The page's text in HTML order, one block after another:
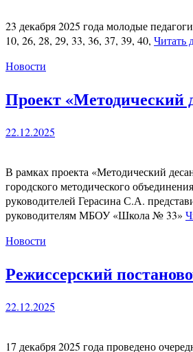
23 декабря 2025 года молодые
10, 26, 28, 29, 33, 36, 37, 39, 40, Читать
Новости
Проект «Методический
22.12.2025
В рамках проекта «Методический
городского методического
руководителей Герасина С.А.
руководителям МБОУ «Школа № 33»
Новости
Режиссерский
22.12.2025
17 декабря 2025 года проведено